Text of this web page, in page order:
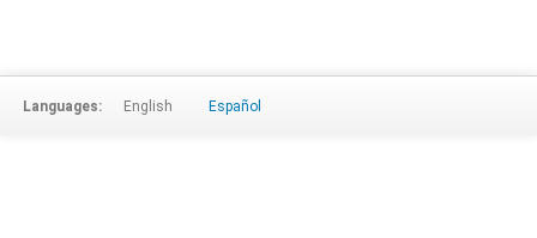
Languages: English Español